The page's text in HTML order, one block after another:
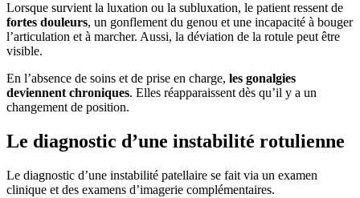
Lorsque survient la luxation ou la subluxation, le patient ressent de
fortes douleurs, un gonflement du genou et une incapacité à bouger
l’articulation et à marcher. Aussi, la déviation de la rotule peut être
visible.
En l’absence de soins et de prise en charge, les gonalgies
deviennent chroniques. Elles réapparaissent dès qu’il y a un
changement de position.
Le diagnostic d’une instabilité rotulienne
Le diagnostic d’une instabilité patellaire se fait via un examen
clinique et des examens d’imagerie complémentaires.